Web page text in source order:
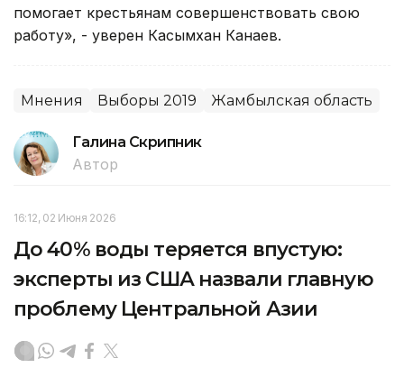
помогает крестьянам совершенствовать свою
работу», - уверен Касымхан Канаев.
Мнения Выборы 2019 Жамбылская область
Галина Скрипник
Автор
16:12, 02 Июня 2026
До 40% воды теряется впустую:
эксперты из США назвали главную
проблему Центральной Азии